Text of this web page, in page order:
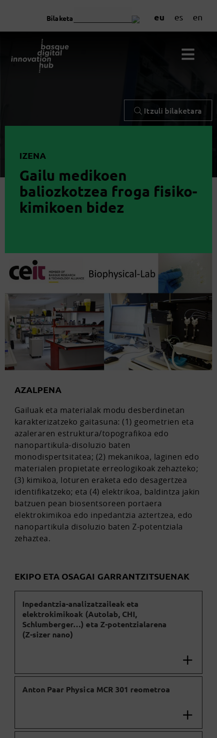
eu es en
Bilaketa
Itzuli bilaketara
IZENA
Gailu medikoen
baliozkotzea froga fisiko-
kimikoen bidez
AZALPENA
Gailuak eta materialak modu desberdinetan
karakterizatzeko gaitasuna: (1) geometrien eta
azaleraren estruktura/topografikoa edo
nanopartikula-disoluzio baten
monodispertsitatea; (2) mekanikoa, laginen edo
materialen propietate erreologikoak zehazteko;
(3) kimikoa, loturen eraketa edo desagertzea
identifikatzeko; eta (4) elektrikoa, baldintza jakin
batzuen pean biosentsoreen portaera
elektrokimikoa edo inpedantzia aztertzea, edo
nanopartikula disoluzio baten Z-potentziala
zehaztea.
EKIPO ETA OSAGAI GARRANTZITSUENAK
Inpedantzia-analizatzaileak eta
elektrokimikoak (Autolab, CHI,
Schlumberger…) eta Z-potentzialarena
(Z-sizer nano)
Anton Paar Physica MCR 301 reometroa